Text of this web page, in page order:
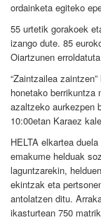
ordainketa egiteko
55 urtetik gorakoek
izango dute. 85
Oiartzunen
“Zaintzailea
honetako berrikuntza
azaltzeko aurkezpen
10:00etan Karaez
HELTA elkartea
emakume helduak
laguntzarekin,
ekintzak eta
antolatzen ditu.
ikasturtean 750